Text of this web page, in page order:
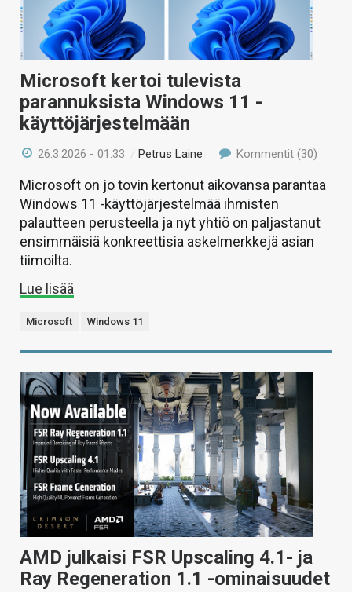
Microsoft kertoi tulevista
parannuksista Windows 11 -
käyttöjärjestelmään
26.3.2026 - 01:33 /Petrus Laine Kommentit (30)
Microsoft on jo tovin kertonut aikovansa parantaa
Windows 11 -käyttöjärjestelmää ihmisten
palautteen perusteella ja nyt yhtiö on paljastanut
ensimmäisiä konkreettisia askelmerkkejä asian
tiimoilta.
Lue lisää
Microsoft Windows 11
AMD julkaisi FSR Upscaling 4.1- ja
Ray Regeneration 1.1 -ominaisuudet